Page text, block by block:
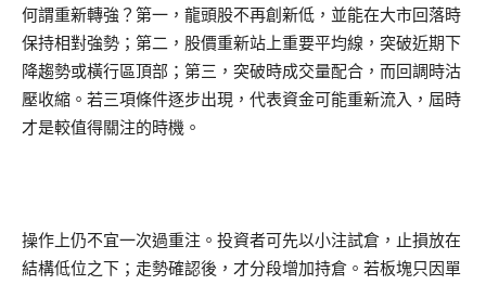
何謂重新轉強？第一，龍頭股不再創新低，並能在大市回落時
保持相對強勢；第二，股價重新站上重要平均線，突破近期下
降趨勢或橫行區頂部；第三，突破時成交量配合，而回調時沽
壓收縮。若三項條件逐步出現，代表資金可能重新流入，屆時
才是較值得關注的時機。
操作上仍不宜一次過重注。投資者可先以小注試倉，止損放在
結構低位之下；走勢確認後，才分段增加持倉。若板塊只因單